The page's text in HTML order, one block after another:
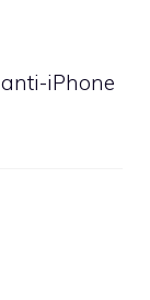
anti-iPhone